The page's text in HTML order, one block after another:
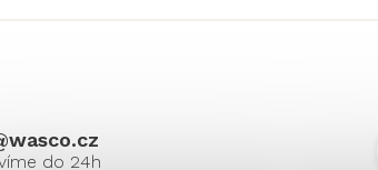
wasco.cz